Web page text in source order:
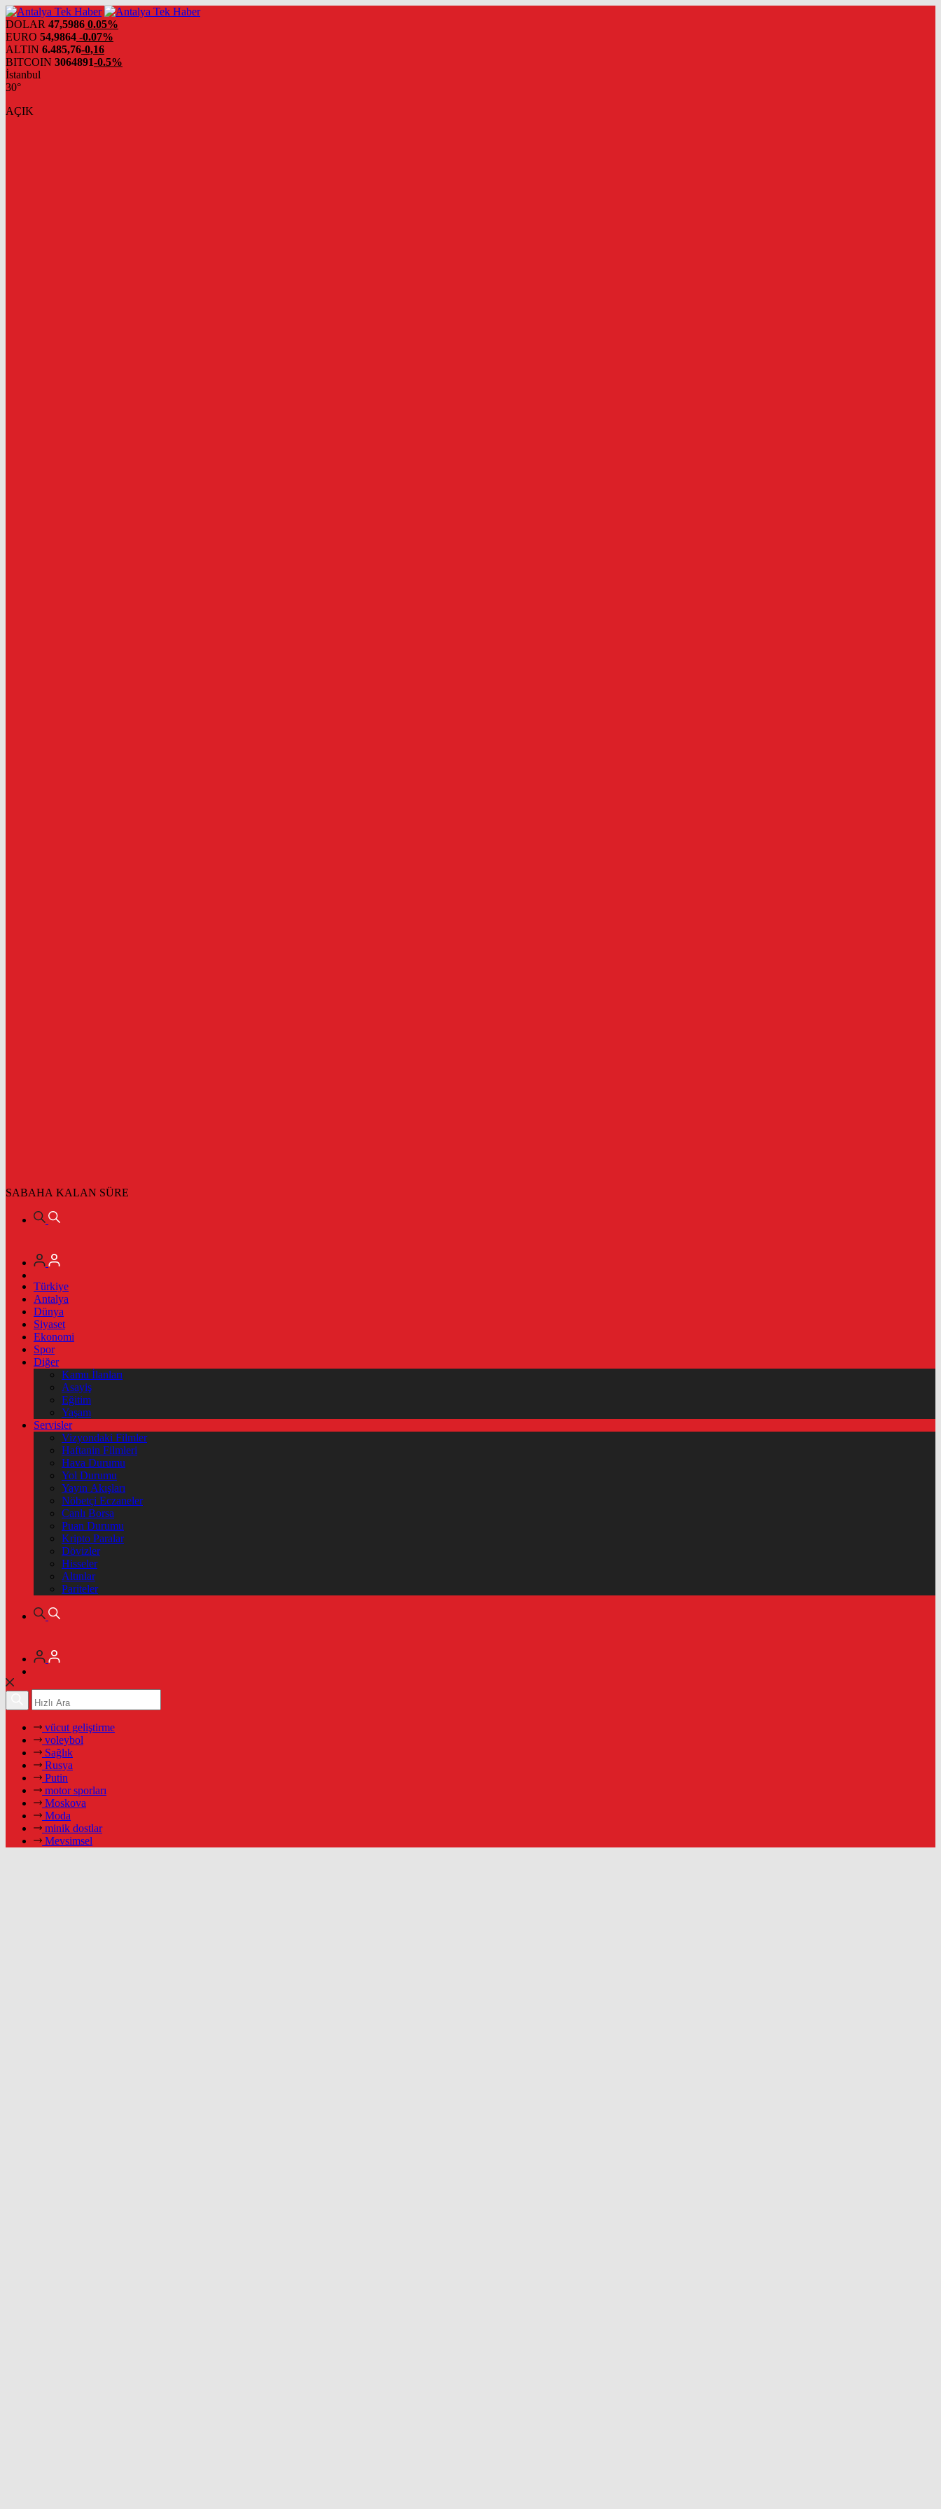
DOLAR 47,5986 0.05%
EURO 54,9864 -0.07%
ALTIN 6.485,76-0,16
BITCOIN 3064891-0.5%
İstanbul
30°
AÇIK
SABAHA KALAN SÜRE
Türkiye
Antalya
Dünya
Siyaset
Ekonomi
Spor
Diğer
Kamu İlanları
Asayiş
Eğitim
Yaşam
Servisler
Vizyondaki Filmler
Haftanin Filmleri
Hava Durumu
Yol Durumu
Yayın Akışları
Nöbetçi Eczaneler
Canlı Borsa
Puan Durumu
Kripto Paralar
Dövizler
Hisseler
Altınlar
Pariteler
vücut geliştirme
voleybol
Sağlık
Rusya
Putin
motor sporları
Moskova
Moda
minik dostlar
Mevsimsel